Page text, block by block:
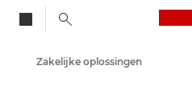
Zakelijke oplossingen